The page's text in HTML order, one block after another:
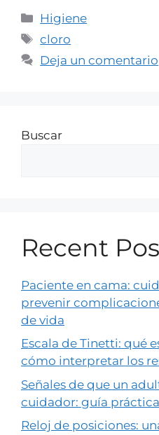
Higiene
cloro
Deja un comentario
Buscar
Recent
Paciente en cama:
prevenir
de vida
Escala de Tinetti: qué
cómo interpretar los
Señales de que un
cuidador: guía
Reloj de posiciones: